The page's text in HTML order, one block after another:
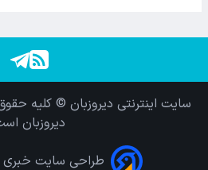
سایت اینترنتی دیروزبان © کلیه
دیروزبان
طراحی سایت خبری